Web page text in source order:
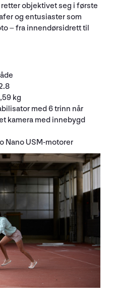
objektivet seg i første
og entusiaster som
– fra innendørsidrett til
kg
med 6 trinn når
kamera med innebygd
Nano USM-motorer